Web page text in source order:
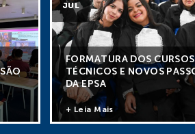
JUL
FORMATURA DOS CURSOS
TÉCNICOS E NOVOS
DA EPSA
+ Leia Mais